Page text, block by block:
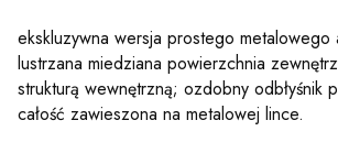
ekskluzywna wersja prostego metalowego
lustrzana miedziana powierzchnia
strukturą wewnętrzną; ozdobny odbłyśnik
całość zawieszona na metalowej lince.